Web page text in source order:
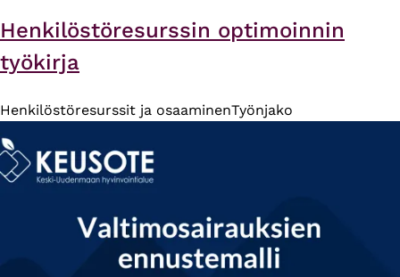
Henkilöstöresurssin optimoinnin
työkirja
Henkilöstöresurssit ja osaaminenTyönjako